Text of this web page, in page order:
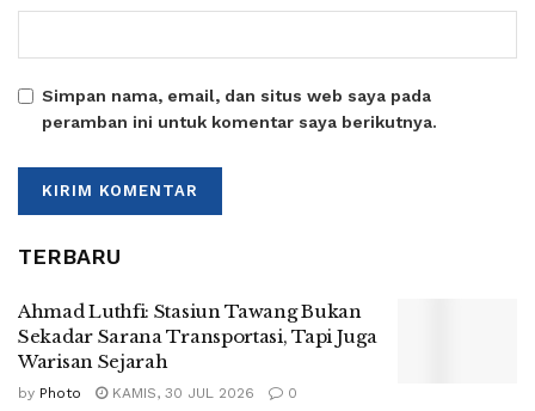
Simpan nama, email, dan situs web saya pada
peramban ini untuk komentar saya berikutnya.
TERBARU
Ahmad Luthfi: Stasiun Tawang Bukan
Sekadar Sarana Transportasi, Tapi Juga
Warisan Sejarah
by Photo KAMIS, 30 JUL 2026 0